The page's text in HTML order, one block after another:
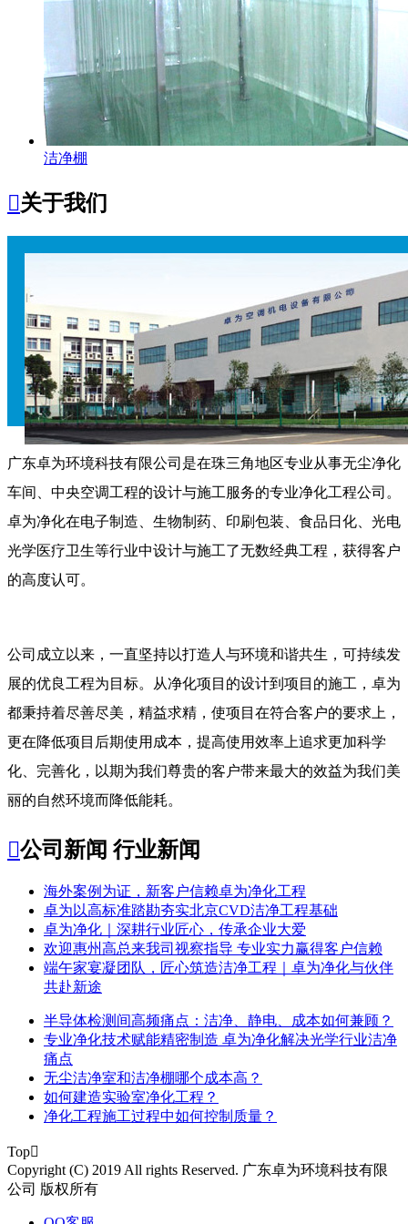
洁净棚
关于我们
广东卓为环境科技有限公司是在珠三角地区专业从事无尘净化
车间、中央空调工程的设计与施工服务的专业净化工程公司。
卓为净化在电子制造、生物制药、印刷包装、食品日化、光电
光学医疗卫生等行业中设计与施工了无数经典工程，获得客户
的高度认可。
公司成立以来，一直坚持以打造人与环境和谐共生，可持续发
展的优良工程为目标。从净化项目的设计到项目的施工，卓为
都秉持着尽善尽美，精益求精，使项目在符合客户的要求上，
更在降低项目后期使用成本，提高使用效率上追求更加科学
化、完善化，以期为我们尊贵的客户带来最大的效益为我们美
丽的自然环境而降低能耗。
公司新闻 行业新闻
​海外案例为证，新客户信赖卓为净化工程
​卓为以高标准踏勘夯实北京CVD洁净工程基础
卓为净化｜深耕行业匠心，传承企业大爱
​欢迎惠州高总来我司视察指导 专业实力赢得客户信赖
端午家宴凝团队，匠心筑造洁净工程｜卓为净化与伙伴
共赴新途
半导体检测间高频痛点：洁净、静电、成本如何兼顾？
专业净化技术赋能精密制造 卓为净化解决光学行业洁净
痛点
无尘洁净室和洁净棚哪个成本高？
如何建造实验室净化工程？
净化工程施工过程中如何控制质量？
Top
Copyright (C) 2019 All rights Reserved. 广东卓为环境科技有限
公司 版权所有